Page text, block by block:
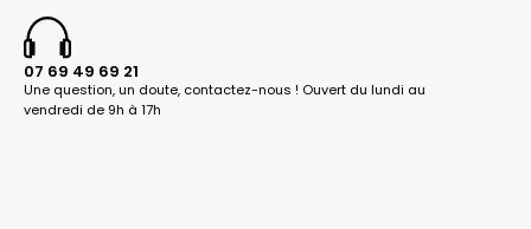
07 69 49 69 21
Une question, un doute, contactez-nous ! Ouvert du lundi au
vendredi de 9h à 17h